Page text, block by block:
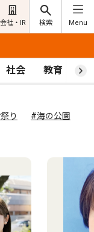
会社・IR 検索 Menu
社会 教育 ス
り #海の公園